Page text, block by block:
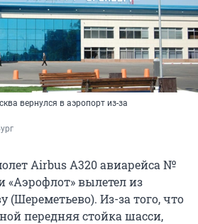
вернулся в аэропорт из-за
Airbus A320 авиарейса №
«Аэрофлот» вылетел из
(Шереметьево). Из-за того, что
передняя стойка шасси,